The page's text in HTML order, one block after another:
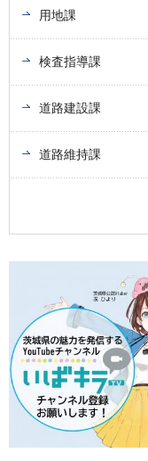
用地課
検査指導課
道路建設課
道路維持課